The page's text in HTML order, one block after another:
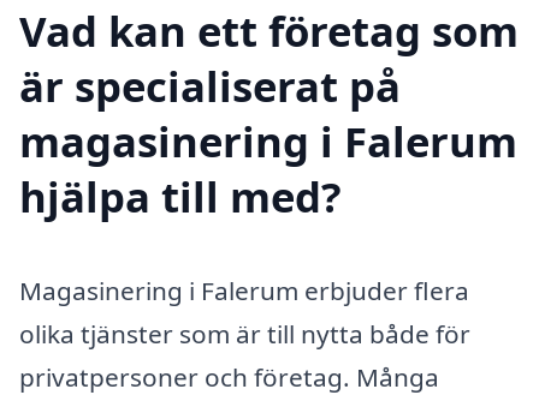
Vad kan ett företag som
är specialiserat på
magasinering i Falerum
hjälpa till med?
Magasinering i Falerum erbjuder flera
olika tjänster som är till nytta både för
privatpersoner och företag. Många